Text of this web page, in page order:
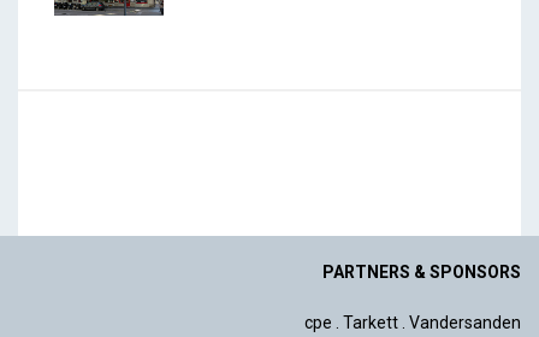
PARTNERS & SPONSORS
cpe . Tarkett. Vandersanden